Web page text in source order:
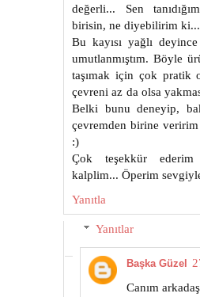
değerli... Sen
birisin, ne diyebilirim ki...
Bu kayısı yağlı deyince
umutlanmıştım. Böyle
taşımak için çok pratik
çevreni az da olsa
Belki bunu deneyip,
çevremden birine
:)
Çok teşekkür
kalplim... Öperim
Yanıtla
Yanıtlar
Başka Güzel
Canım